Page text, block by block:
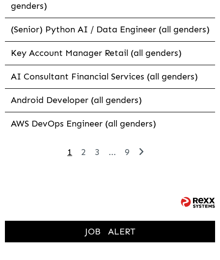
genders)
(Senior) Python AI / Data Engineer (all genders)
Key Account Manager Retail (all genders)
AI Consultant Financial Services (all genders)
Android Developer (all genders)
AWS DevOps Engineer (all genders)
1 2 3 ... 9
JOB ALERT